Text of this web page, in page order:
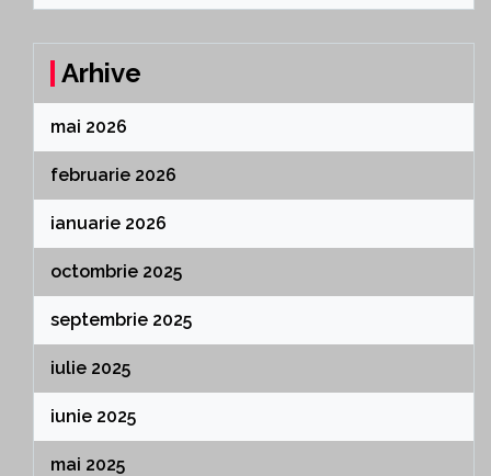
Arhive
mai 2026
februarie 2026
ianuarie 2026
octombrie 2025
septembrie 2025
iulie 2025
iunie 2025
mai 2025